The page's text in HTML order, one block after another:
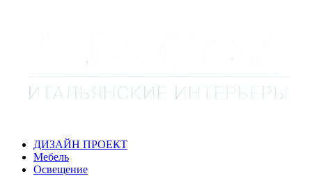
ДИЗАЙН ПРОЕКТ
Мебель
Освещение